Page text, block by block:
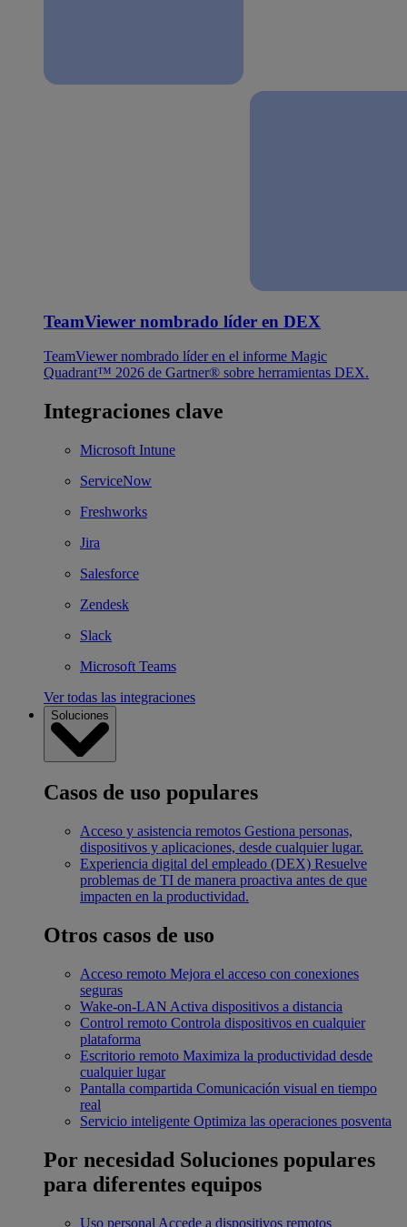
TeamViewer nombrado líder en DEX
TeamViewer nombrado líder en el informe Magic
Quadrant™ 2026 de Gartner® sobre herramientas DEX.
Integraciones clave
Microsoft Intune
ServiceNow
Freshworks
Jira
Salesforce
Zendesk
Slack
Microsoft Teams
Ver todas las integraciones
Soluciones
Casos de uso populares
Acceso y asistencia remotos Gestiona personas,
dispositivos y aplicaciones, desde cualquier lugar.
Experiencia digital del empleado (DEX) Resuelve
problemas de TI de manera proactiva antes de que
impacten en la productividad.
Otros casos de uso
Acceso remoto Mejora el acceso con conexiones
seguras
Wake-on-LAN Activa dispositivos a distancia
Control remoto Controla dispositivos en cualquier
plataforma
Escritorio remoto Maximiza la productividad desde
cualquier lugar
Pantalla compartida Comunicación visual en tiempo
real
Servicio inteligente Optimiza las operaciones posventa
Por necesidad Soluciones populares
para diferentes equipos
Uso personal Accede a dispositivos remotos